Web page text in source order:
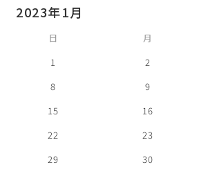
2023年1月
日 月
1
2
8
9
15
16
22
23
29
30